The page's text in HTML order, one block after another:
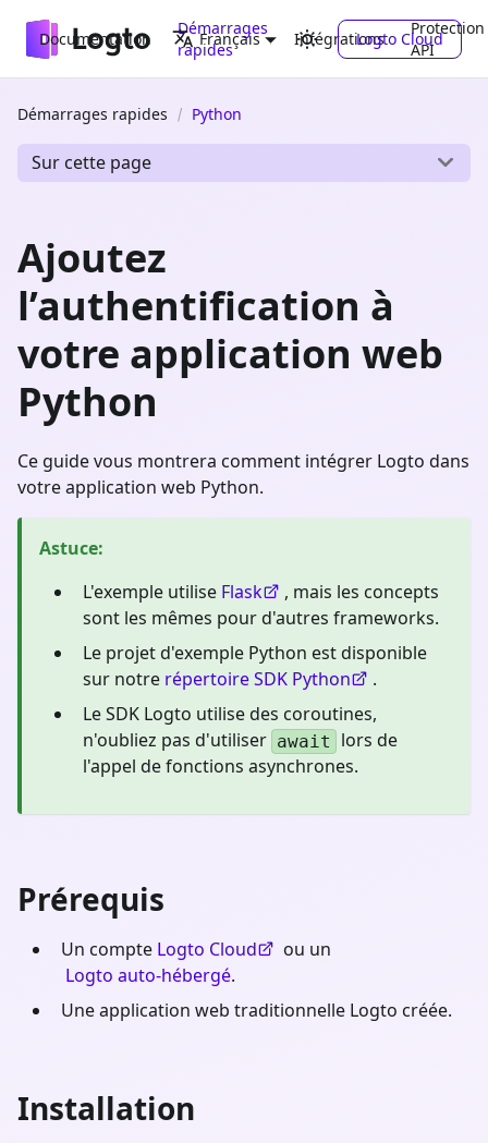
Documentation
Démarrages
rapides
Intégrations
Protection
API
Français Logto Cloud
Démarrages rapides Python
Sur cette page
Ajoutez
l’authentification à
votre application web
Python
Ce guide vous montrera comment intégrer Logto dans
votre application web Python.
Astuce:
L'exemple utilise Flask
, mais les concepts
sont les mêmes pour d'autres frameworks.
Le projet d'exemple Python est disponible
sur notre répertoire SDK Python
.
Le SDK Logto utilise des coroutines,
n'oubliez pas d'utiliser await
lors de
l'appel de fonctions asynchrones.
Prérequis
Un compte Logto Cloud
ou un
Logto auto-hébergé.
Une application web traditionnelle Logto créée.
Installation